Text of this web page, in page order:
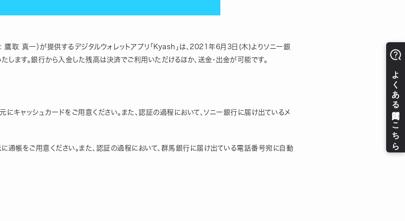
取 真一）が提供するデジタルウォレットアプリ「Kyash」は、2021年6月3日(木)よりソニー銀
ます。銀行から入金した残高は決済でご利用いただけるほか、送金・出金が可能です。
にキャッシュカードをご用意ください。また、認証の過程において、ソニー銀行に届け出ているメ
通帳をご用意ください。また、認証の過程において、群馬銀行に届け出ている電話番号宛に自動